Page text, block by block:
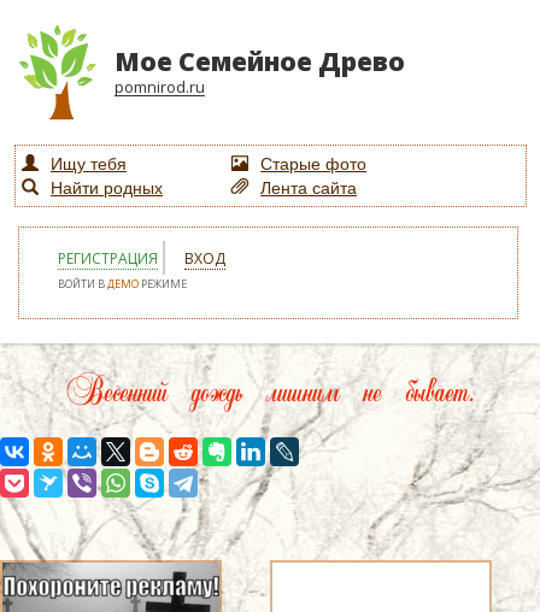
Мое Семейное Древо
pomnirod.ru
Ищу тебя
Старые фото
Найти родных
Лента сайта
РЕГИСТРАЦИЯ ВХОД
ВОЙТИ ВДЕМО РЕЖИМЕ
Весенний дождь лишним не бывает.